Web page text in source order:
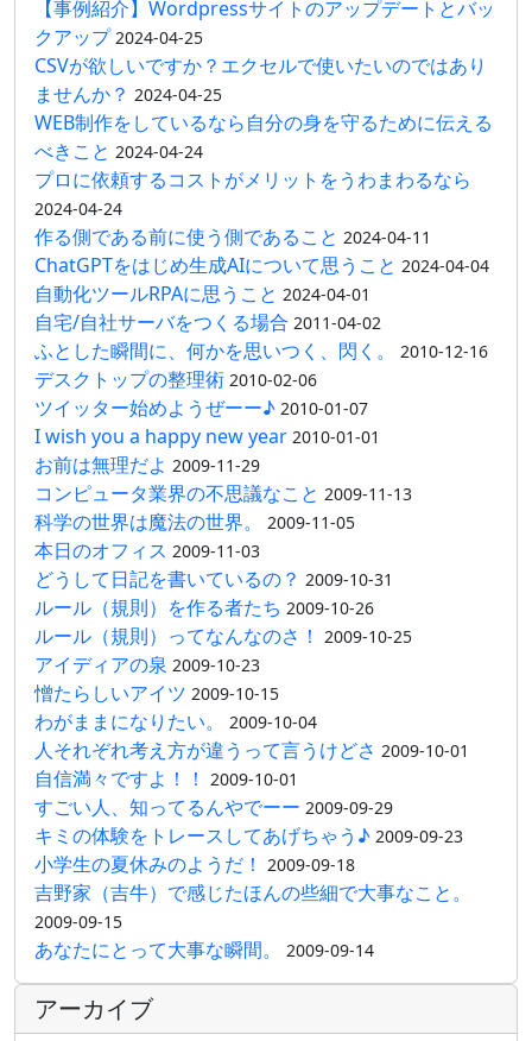
【事例紹介】Wordpressサイトのアップデートとバッ
クアップ 2024-04-25
CSVが欲しいですか？エクセルで使いたいのではあり
ませんか？ 2024-04-25
WEB制作をしているなら自分の身を守るために伝える
べきこと 2024-04-24
プロに依頼するコストがメリットをうわまわるなら
2024-04-24
作る側である前に使う側であること 2024-04-11
ChatGPTをはじめ生成AIについて思うこと 2024-04-04
自動化ツールRPAに思うこと 2024-04-01
自宅/自社サーバをつくる場合 2011-04-02
ふとした瞬間に、何かを思いつく、閃く。 2010-12-16
デスクトップの整理術 2010-02-06
ツイッター始めようぜーー♪ 2010-01-07
I wish you a happy new year 2010-01-01
お前は無理だよ 2009-11-29
コンピュータ業界の不思議なこと 2009-11-13
科学の世界は魔法の世界。 2009-11-05
本日のオフィス 2009-11-03
どうして日記を書いているの？ 2009-10-31
ルール（規則）を作る者たち 2009-10-26
ルール（規則）ってなんなのさ！ 2009-10-25
アイディアの泉 2009-10-23
憎たらしいアイツ 2009-10-15
わがままになりたい。 2009-10-04
人それぞれ考え方が違うって言うけどさ 2009-10-01
自信満々ですよ！！ 2009-10-01
すごい人、知ってるんやでーー 2009-09-29
キミの体験をトレースしてあげちゃう♪ 2009-09-23
小学生の夏休みのようだ！ 2009-09-18
吉野家（吉牛）で感じたほんの些細で大事なこと。
2009-09-15
あなたにとって大事な瞬間。 2009-09-14
アーカイブ